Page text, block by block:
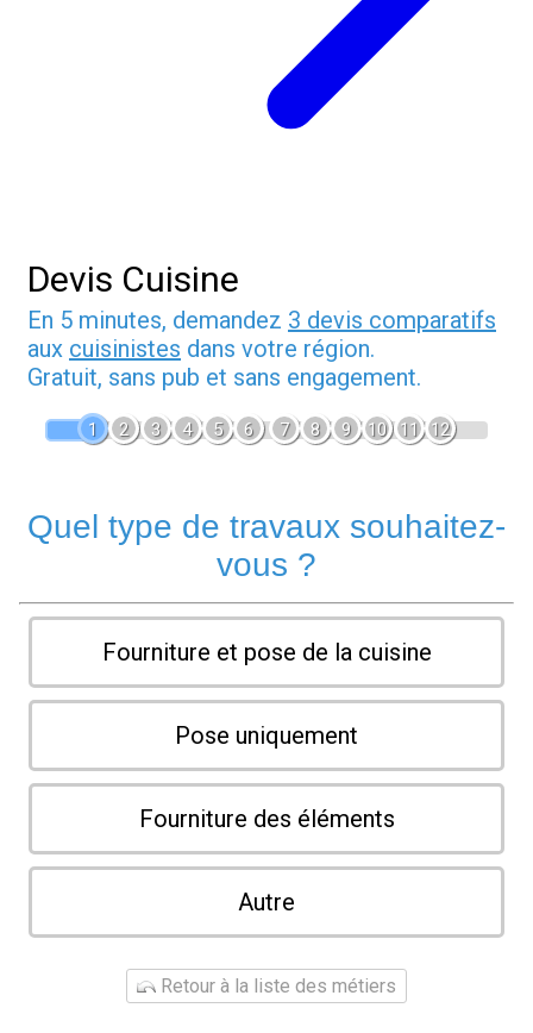
Devis Cuisine
En 5 minutes, demandez 3 devis comparatifs
aux cuisinistes dans votre région.
Gratuit, sans pub et sans engagement.
1 2 3 4 5 6 7 8 9 10 11 12
Quel type de travaux souhaitez-
vous ?
Fourniture et pose de la cuisine
Pose uniquement
Fourniture des éléments
Autre
Retour à la liste des métiers